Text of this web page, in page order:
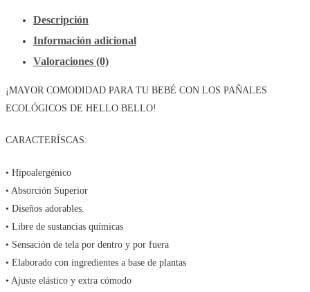
Descripción
Información adicional
Valoraciones (0)
¡MAYOR COMODIDAD PARA TU BEBÉ CON LOS PAÑALES
ECOLÓGICOS DE HELLO BELLO!
CARACTERÍSCAS:
• Hipoalergénico
• Absorción Superior
• Diseños adorables.
• Libre de sustancias químicas
• Sensación de tela por dentro y por fuera
• Elaborado con ingredientes a base de plantas
• Ajuste elástico y extra cómodo